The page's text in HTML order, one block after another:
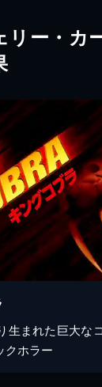
リー・カ
生まれた巨大な
クホラー